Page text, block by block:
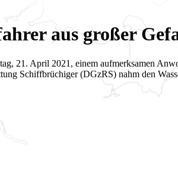
aus großer
21. April 2021, einem aufmerksamen
Schiffbrüchiger (DGzRS) nahm den